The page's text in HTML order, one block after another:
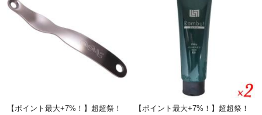
【ポイント最大+7%！】超超祭！
【ポイント最大+7%！】超超祭！